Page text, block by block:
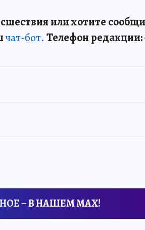
или хотите
чат-бот. Телефон редакции:
– В НАШЕМ MAX!